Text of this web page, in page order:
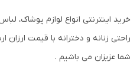
خرید اینترنتی انواع لوازم پوشاک،
راحتی زنانه و دخترانه با قیمت
شما عزیزان می باشیم .